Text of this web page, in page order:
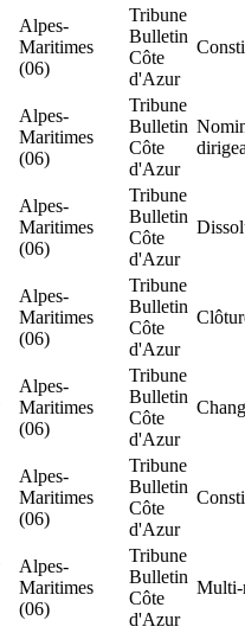
Alpes-
Maritimes
(06)
Tribune
Bulletin
Côte
d'Azur
Alpes-
Maritimes
(06)
Tribune
Bulletin
Côte
d'Azur
Alpes-
Maritimes
(06)
Tribune
Bulletin
Côte
d'Azur
Alpes-
Maritimes
(06)
Tribune
Bulletin
Côte
d'Azur
Alpes-
Maritimes
(06)
Tribune
Bulletin
Côte
d'Azur
Alpes-
Maritimes
(06)
Tribune
Bulletin
Côte
d'Azur
Alpes-
Maritimes
(06)
Tribune
Bulletin
Côte
d'Azur
Multi-